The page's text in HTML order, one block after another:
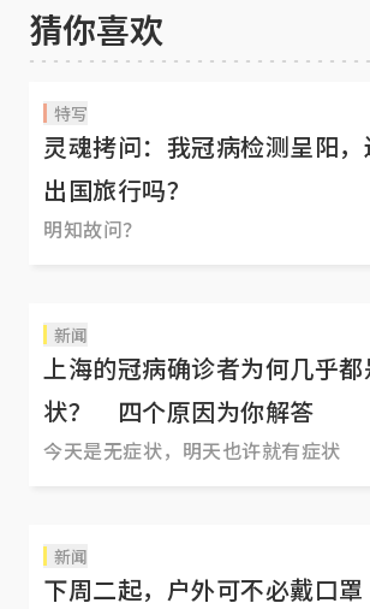
猜你喜欢
特写
灵魂拷问：我冠病检测呈阳
出国旅行吗？
明知故问？
新闻
上海的冠病确诊者为何几乎
状？ 四个原因为你解答
今天是无症状，明天也许就有症状
新闻
下周二起，户外可不必戴口